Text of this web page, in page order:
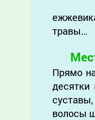
травы…
Прямо
волосы